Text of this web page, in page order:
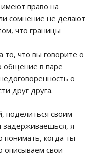
право на
сомнение не делают
что границы
то, что вы говорите о
общение в паре
о
друг друга.
поделиться своим
я
когда ты
описываем свои